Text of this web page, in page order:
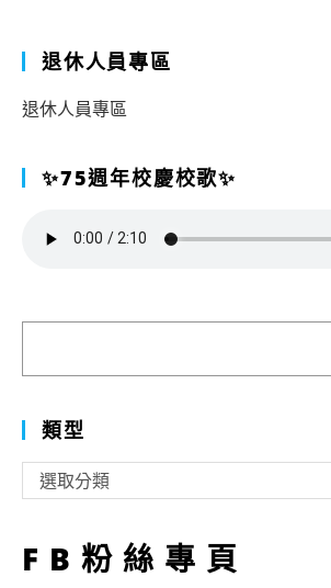
退休人員專區
退休人員專區
✨75週年校慶校歌✨
類型
型
選取分類
FB粉絲專頁